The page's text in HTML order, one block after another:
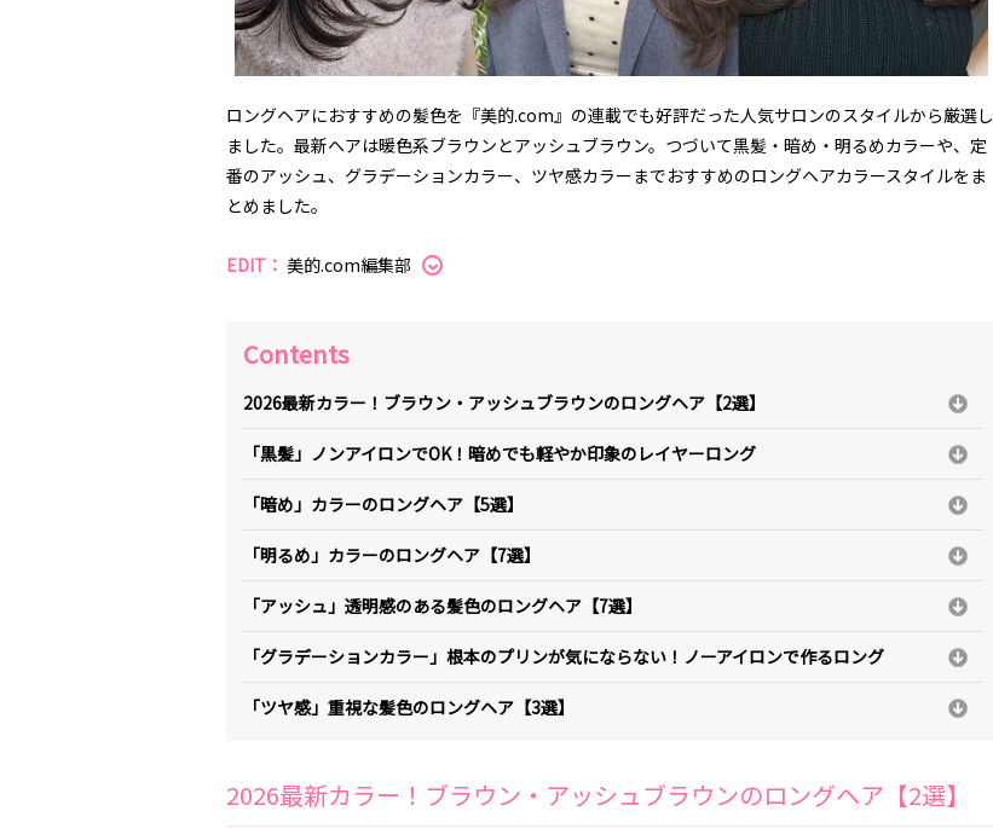
ロングヘアにおすすめの髪色を『美的.com』の連載でも好評だった人気サロンのスタイルから厳選し
ました。最新ヘアは暖色系ブラウンとアッシュブラウン。つづいて黒髪・暗め・明るめカラーや、定
番のアッシュ、グラデーションカラー、ツヤ感カラーまでおすすめのロングヘアカラースタイルをま
とめました。
EDIT： 美的.com編集部
Contents
2026最新カラー！ブラウン・アッシュブラウンのロングヘア【2選】
「黒髪」ノンアイロンでOK！暗めでも軽やか印象のレイヤーロング
「暗め」カラーのロングヘア【5選】
「明るめ」カラーのロングヘア【7選】
「アッシュ」透明感のある髪色のロングヘア【7選】
「グラデーションカラー」根本のプリンが気にならない！ノーアイロンで作るロング
「ツヤ感」重視な髪色のロングヘア【3選】
2026最新カラー！ブラウン・アッシュブラウンのロングヘア【2選】